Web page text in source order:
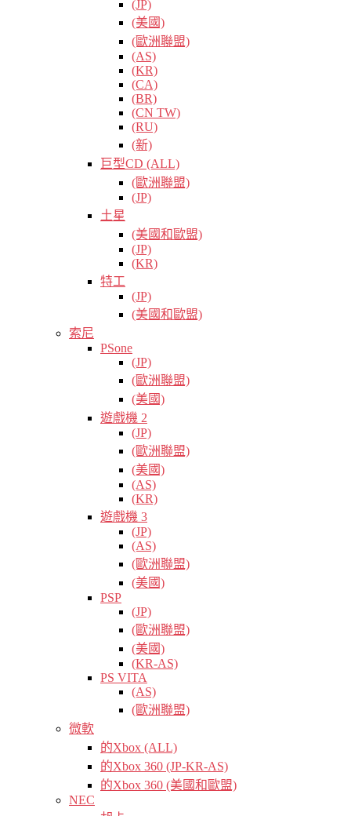
(JP)
(美國)
(歐洲聯盟)
(AS)
(KR)
(CA)
(BR)
(CN TW)
(RU)
(新)
巨型CD (ALL)
(歐洲聯盟)
(JP)
土星
(美國和歐盟)
(JP)
(KR)
特工
(JP)
(美國和歐盟)
索尼
PSone
(JP)
(歐洲聯盟)
(美國)
遊戲機 2
(JP)
(歐洲聯盟)
(美國)
(AS)
(KR)
遊戲機 3
(JP)
(AS)
(歐洲聯盟)
(美國)
PSP
(JP)
(歐洲聯盟)
(美國)
(KR-AS)
PS VITA
(AS)
(歐洲聯盟)
微軟
的Xbox (ALL)
的Xbox 360 (JP-KR-AS)
的Xbox 360 (美國和歐盟)
NEC